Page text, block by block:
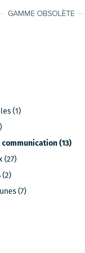
GAMME OBSOLÈTE
(1)
(13)
(27)
(7)